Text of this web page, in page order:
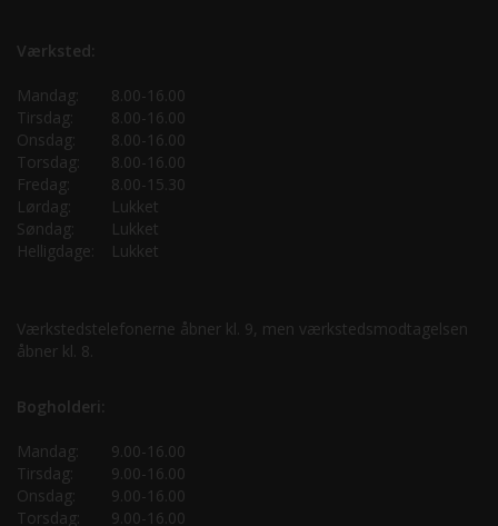
Værksted:
Mandag:
8.00-16.00
Tirsdag:
8.00-16.00
Onsdag:
8.00-16.00
Torsdag:
8.00-16.00
Fredag:
8.00-15.30
Lørdag:
Lukket
Søndag:
Lukket
Helligdage:
Lukket
Værkstedstelefonerne åbner kl. 9, men værkstedsmodtagelsen
åbner kl. 8.
Bogholderi:
Mandag:
9.00-16.00
Tirsdag:
9.00-16.00
Onsdag:
9.00-16.00
Torsdag:
9.00-16.00